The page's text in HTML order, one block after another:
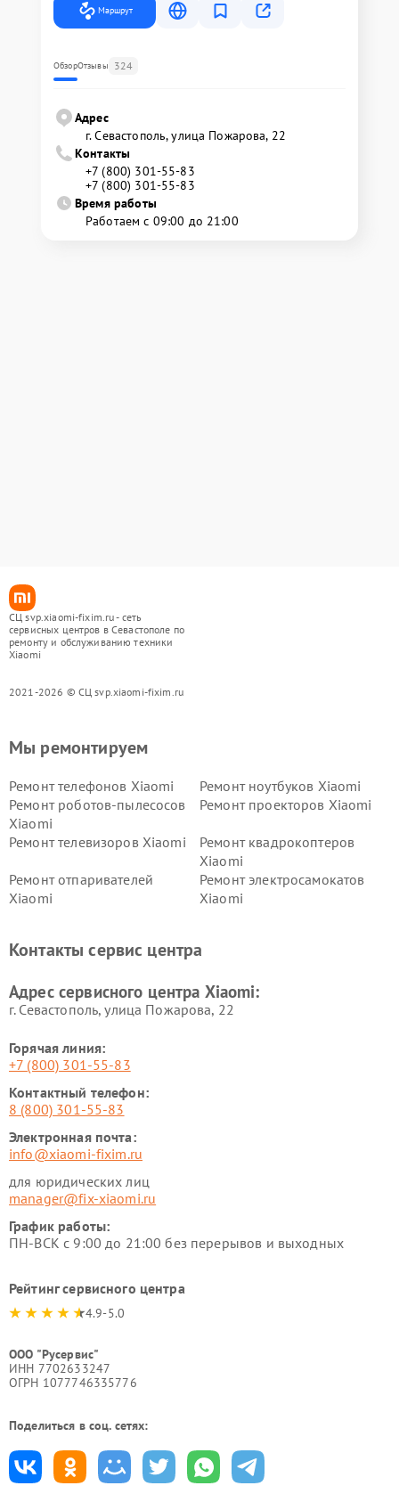
Маршрут
ОбзорОтзывы 324
Адрес
г. Севастополь, улица Пожарова, 22
Контакты
+7 (800) 301-55-83
+7 (800) 301-55-83
Время работы
Работаем с 09:00 до 21:00
СЦ svp.xiaomi-fixim.ru - сеть
сервисных центров в Севастополе по
ремонту и обслуживанию техники
Xiaomi
2021-2026 © СЦ svp.xiaomi-fixim.ru
Мы ремонтируем
Ремонт телефонов Xiaomi
Ремонт ноутбуков Xiaomi
Ремонт роботов-пылесосов
Xiaomi
Ремонт проекторов Xiaomi
Ремонт телевизоров Xiaomi
Ремонт квадрокоптеров
Xiaomi
Ремонт отпаривателей
Xiaomi
Ремонт электросамокатов
Xiaomi
Ремонт стиральных машин
Ремонт смарт-часов Xiaomi
Контакты сервис центра
Адрес сервисного центра Xiaomi:
г. Севастополь, улица Пожарова, 22
Горячая линия:
+7 (800) 301-55-83
Контактный телефон:
8 (800) 301-55-83
Электронная почта:
info@xiaomi-fixim.ru
для юридических лиц
manager@fix-xiaomi.ru
График работы:
ПН-ВСК с 9:00 до 21:00 без перерывов и выходных
Рейтинг сервисного центра
4.9-5.0
ООО "Русервис"
ИНН 7702633247
ОГРН 1077746335776
Поделиться в соц. сетях: